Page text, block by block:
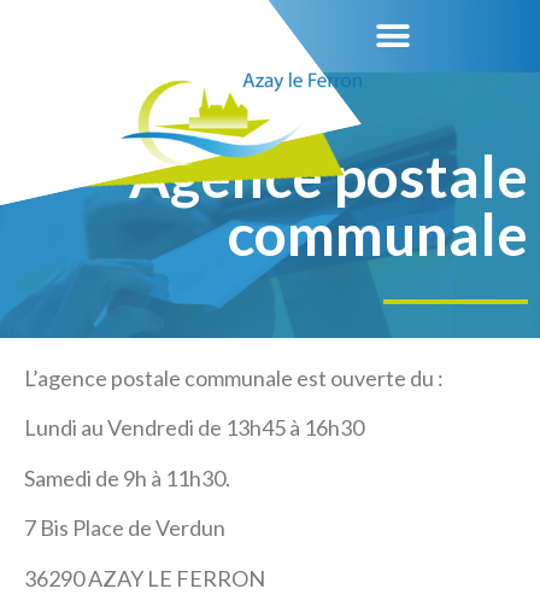
Agence postale
communale
L’agence postale communale est ouverte du :
Lundi au Vendredi de 13h45 à 16h30
Samedi de 9h à 11h30.
7 Bis Place de Verdun
36290 AZAY LE FERRON